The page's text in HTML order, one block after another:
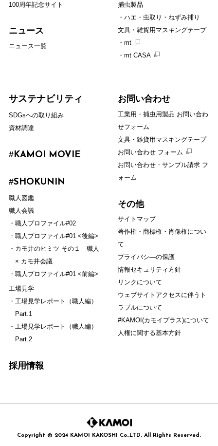
100周年記念サイト
ニュース
ニュース一覧
捕虫製品
ハエ・虫取り・ねずみ捕り
文具・雑貨用マスキングテープ
mt
mt CASA
サステナビリティ
SDGsへの取り組み
資材調達
#KAMOI MOVIE
#SHOKUNIN
職人図鑑
職人会議
職人プロファイル#02
職人プロファイル#01 <後編>
カモ井のヒミツ その１ 職人
× カモ井会議
職人プロファイル#01 <前編>
工場見学
工場見学レポート（職人編）
Part.1
工場見学レポート（職人編）
Part.2
採用情報
お問い合わせ
工業用・捕虫用製品 お問い合わ
せフォーム
文具・雑貨用マスキングテープ
お問い合わせ フォーム
お問い合わせ・サンプル請求 フ
ォーム
その他
サイトマップ
著作権・商標権・肖像権につい
て
プライバシ―の保護
情報セキュリティ方針
リンクについて
ウェブサイトアクセスに伴うト
ラブルについて
#KAMOI(カモイプラス)について
人権に関する基本方針
Copyright © 2024 KAMOI KAKOSHI Co.,LTD. All Rights Reserved.